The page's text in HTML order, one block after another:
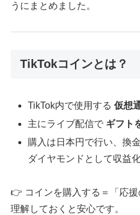
うにまとめました。
TikTokコインとは？
TikTok内で使用する仮想
主にライブ配信で ギフト
購入は日本円で行い、換
ダイヤモンドとして収益化
👉 コインを購入する＝「応
理解しておくと安心です。